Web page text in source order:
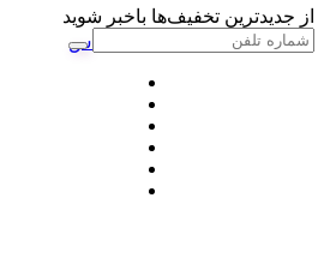
پلاس
از جدیدترین تخفیف‌ها باخبر شوید